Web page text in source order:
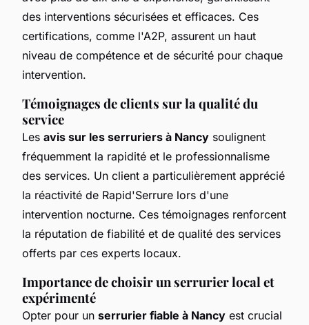
des interventions sécurisées et efficaces. Ces
certifications, comme l'A2P, assurent un haut
niveau de compétence et de sécurité pour chaque
intervention.
Témoignages de clients sur la qualité du
service
Les avis sur les serruriers à Nancy soulignent
fréquemment la rapidité et le professionnalisme
des services. Un client a particulièrement apprécié
la réactivité de Rapid'Serrure lors d'une
intervention nocturne. Ces témoignages renforcent
la réputation de fiabilité et de qualité des services
offerts par ces experts locaux.
Importance de choisir un serrurier local et
expérimenté
Opter pour un serrurier fiable à Nancy est crucial